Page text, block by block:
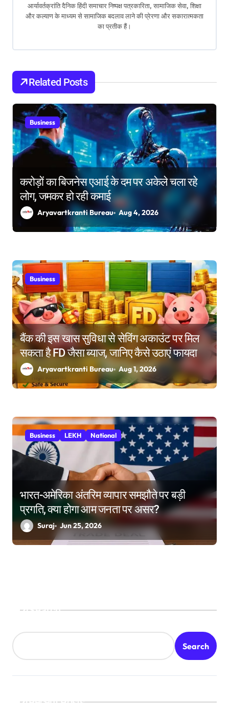
i
o
n
आर्यावर्तक्रांति दैनिक हिंदी समाचार निष्पक्ष पत्रकारिता, सामाजिक सेवा, शिक्षा
और कल्याण के माध्यम से सामाजिक बदलाव लाने की प्रेरणा और सकारात्मकता
का प्रतीक हैं।
Related Posts
Business
करोड़ों का बिजनेस एआई के दम पर अकेले चला रहे
लोग, जमकर हो रही कमाई
Aryavartkranti Bureau Aug 4, 2026
Business
बैंक की इस खास सुविधा से सेविंग अकाउंट पर मिल
सकता है FD जैसा ब्याज, जानिए कैसे उठाएं फायदा
Aryavartkranti Bureau Aug 1, 2026
Business LEKH National
भारत-अमेरिका अंतरिम व्यापार समझौते पर बड़ी
प्रगति, क्या होगा आम जनता पर असर?
Suraj Jun 25, 2026
Search
Search
Recent Posts